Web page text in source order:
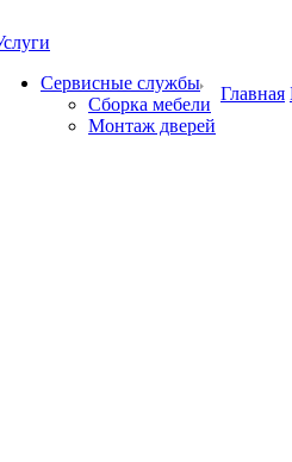
Сервисные службы
Сборка мебели
Монтаж дверей
Главная